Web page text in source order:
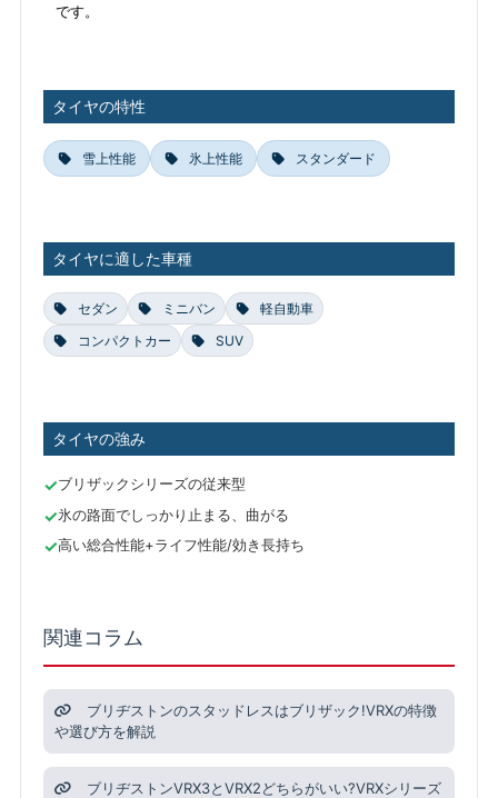
です。
タイヤの特性
雪上性能 氷上性能 スタンダード
タイヤに適した車種
セダン ミニバン
軽自動車
コンパクトカー
SUV
タイヤの強み
ブリザックシリーズの従来型
氷の路面でしっかり止まる、曲がる
高い総合性能+ライフ性能/効き長持ち
関連コラム
ブリヂストンのスタッドレスはブリザック!VRXの特徴
や選び方を解説
ブリヂストンVRX3とVRX2どちらがいい?VRXシリーズ